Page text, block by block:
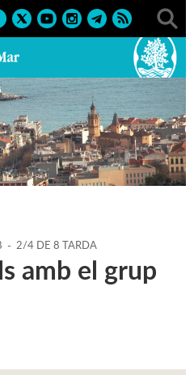
> Marcs > 2018 > Fires
- 2/4 DE 8 TARDA
amb el grup